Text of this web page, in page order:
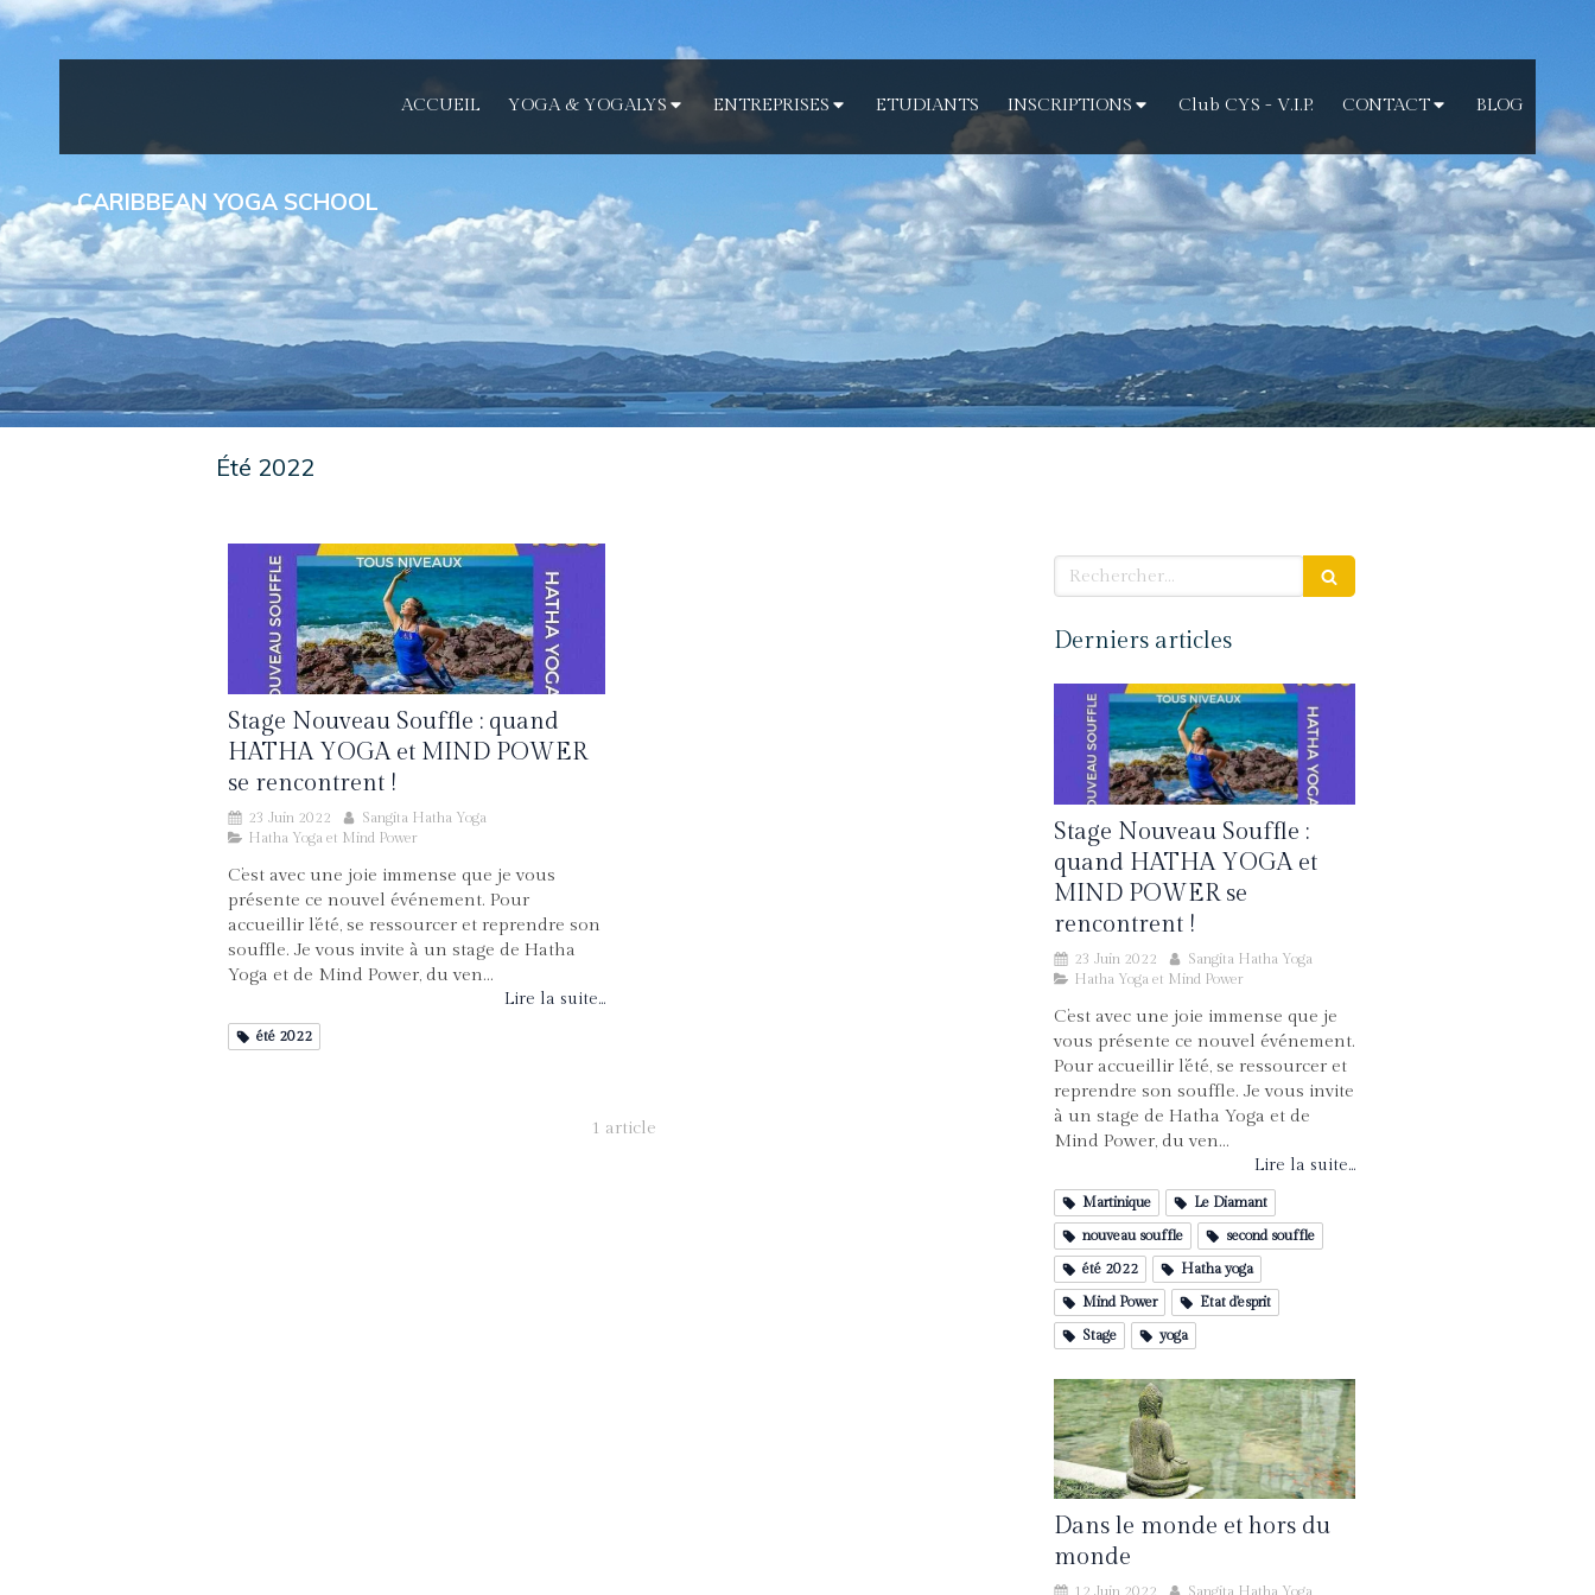
ACCUEIL YOGA & YOGALYS ENTREPRISES ETUDIANTS INSCRIPTIONS Club CYS - V.I.P. CONTACT BLOG
CARIBBEAN YOGA SCHOOL
Été 2022
Stage Nouveau Souffle : quand
HATHA YOGA et MIND POWER
se rencontrent !
23 Juin 2022
Sangita Hatha Yoga
Hatha Yoga et Mind Power
C’est avec une joie immense que je vous
présente ce nouvel événement. Pour
accueillir l’été, se ressourcer et reprendre son
souffle. Je vous invite à un stage de Hatha
Yoga et de Mind Power, du ven...
Lire la suite...
été 2022
1 article
Rechercher
Derniers articles
Stage Nouveau Souffle :
quand HATHA YOGA et
MIND POWER se
rencontrent !
23 Juin 2022
Sangita Hatha Yoga
Hatha Yoga et Mind Power
C’est avec une joie immense que je
vous présente ce nouvel événement.
Pour accueillir l’été, se ressourcer et
reprendre son souffle. Je vous invite
à un stage de Hatha Yoga et de
Mind Power, du ven...
Lire la suite...
Martinique
Le Diamant
nouveau souffle
second souffle
été 2022
Hatha yoga
Mind Power
Etat d'esprit
Stage
yoga
Dans le monde et hors du
monde
12 Juin 2022
Sangita Hatha Yoga